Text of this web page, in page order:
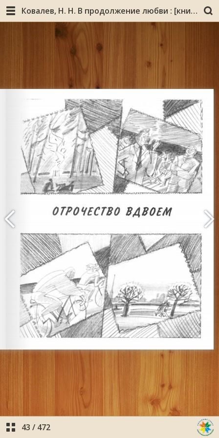
Ковалев, Н. Н. В продолжение любви : [книга воспоминаний в стихах и прозе] / Николай Ковалев ; [предисл. Владимира Семенова]. - Мурманск : Бенефис-О, 2009. - 463 с. : ил., портр.
43 / 472